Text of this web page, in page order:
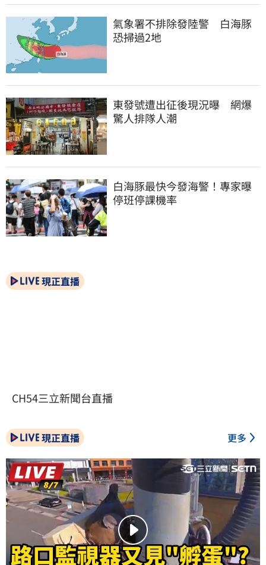
氣象署不排除發陸警　白海豚
恐掃過2地
東發號遭出征後現況曝　網爆
驚人排隊人潮
白海豚最快今發海警！專家曝
停班停課機率
現正直播
CH54三立新聞台直播
現正直播 更多